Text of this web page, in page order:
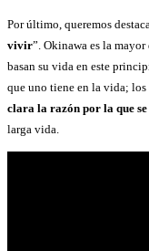
Por último, queremos
vivir”. Okinawa es la
basan su vida en este
que uno tiene en la vida;
clara la razón por la que
larga vida.